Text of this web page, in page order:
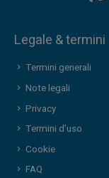
Legale & termini
Termini generali
Note legali
Privacy
Termini d’uso
Cookie
FAQ